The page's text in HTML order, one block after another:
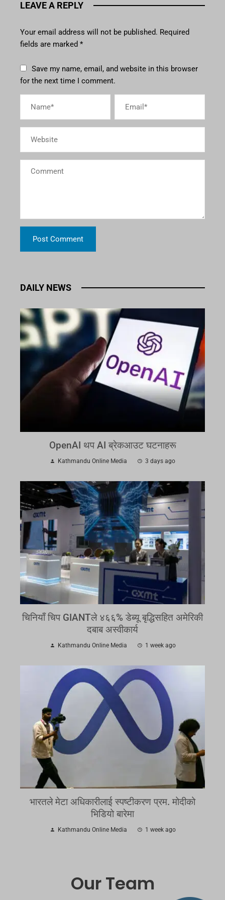
LEAVE A REPLY
Your email address will not be published. Required
fields are marked *
Save my name, email, and website in this browser
for the next time I comment.
DAILY NEWS
OpenAI थप AI ब्रेकआउट घटनाहरू
Kathmandu Online Media 3 days ago
चिनियाँ चिप GIANTले ४६६% डेब्यू बृद्धिसहित अमेरिकी
दबाब अस्वीकार्य
Kathmandu Online Media 1 week ago
भारतले मेटा अधिकारीलाई स्पष्टीकरण प्रम. मोदीको
भिडियो बारेमा
Kathmandu Online Media 1 week ago
Our Team